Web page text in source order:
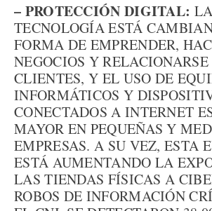
– PROTECCIÓN DIGITAL: LA
TECNOLOGÍA ESTÁ
FORMA DE EMPRENDER,
NEGOCIOS Y RELACIONARSE
CLIENTES, Y EL USO DE
INFORMÁTICOS Y
CONECTADOS A INTERNET
MAYOR EN PEQUEÑAS Y
EMPRESAS. A SU VEZ, ESTA
ESTÁ AUMENTANDO LA
LAS TIENDAS FÍSICAS A
ROBOS DE INFORMACIÓN